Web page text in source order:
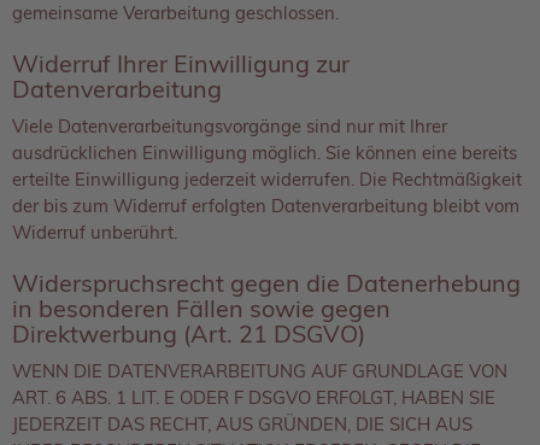
gemeinsame Verarbeitung geschlossen.
Widerruf Ihrer Einwilligung zur
Datenverarbeitung
Viele Datenverarbeitungsvorgänge sind nur mit Ihrer
ausdrücklichen Einwilligung möglich. Sie können eine bereits
erteilte Einwilligung jederzeit widerrufen. Die Rechtmäßigkeit
der bis zum Widerruf erfolgten Datenverarbeitung bleibt vom
Widerruf unberührt.
Widerspruchsrecht gegen die Datenerhebung
in besonderen Fällen sowie gegen
Direktwerbung (Art. 21 DSGVO)
WENN DIE DATENVERARBEITUNG AUF GRUNDLAGE VON
ART. 6 ABS. 1 LIT. E ODER F DSGVO ERFOLGT, HABEN SIE
JEDERZEIT DAS RECHT, AUS GRÜNDEN, DIE SICH AUS